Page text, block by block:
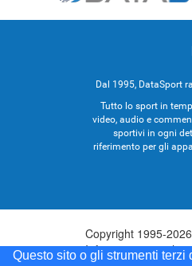
Questo sito o gli strumenti
Dal 1995, DataSport
Tutto lo sport in
video, audio e
sportivi in ogni
riferimento per gli
Copyright 1995-
Informazioni e